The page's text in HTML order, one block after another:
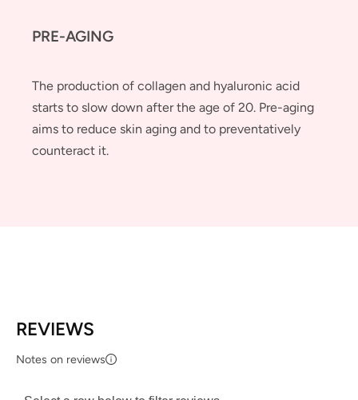
PRE-AGING
The production of collagen and hyaluronic acid
starts to slow down after the age of 20. Pre-aging
aims to reduce skin aging and to preventatively
counteract it.
REVIEWS
Notes on reviews